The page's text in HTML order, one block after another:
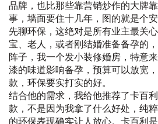
品牌，也比那些靠营销炒作的大牌
事，墙面要住十几年，图的就是个安
先聊环保，这绝对是所有业主最关
宝、老人，或者刚结婚准备备孕的
阵子，我一个发小装修婚房，特意
漆的味道影响备孕，预算可以放宽
款，环保要实打实的好。
结合他的需求，我给他推荐了卡百
款，不是因为我拿了什么好处，纯
的环保表现确实让人放心。卡百利